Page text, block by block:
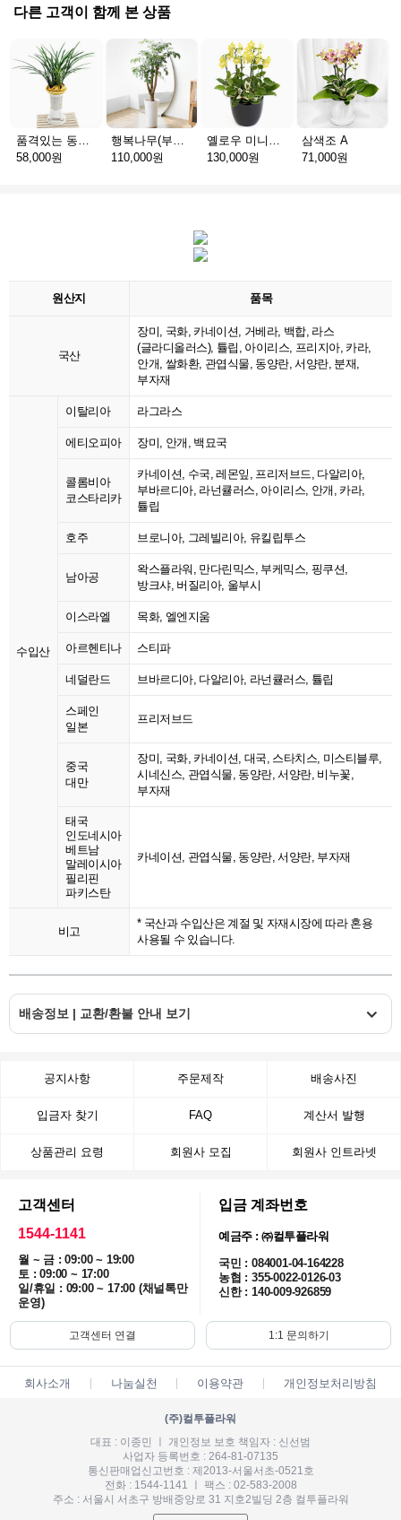
다른 고객이 함께 본 상품
품격있는 동양란 A
58,000원
행복나무(부귀수) D
110,000원
옐로우 미니호접 C
130,000원
삼색조 A
71,000원
원산지 품목
국산
장미, 국화, 카네이션, 거베라, 백합, 라스
(글라디올러스), 튤립, 아이리스, 프리지아, 카라,
안개, 쌀화환, 관엽식물, 동양란, 서양란, 분재,
부자재
수입산
이탈리아 라그라스
에티오피아 장미, 안개, 백묘국
콜롬비아
코스타리카
카네이션, 수국, 레몬잎, 프리저브드, 다알리아,
부바르디아, 라넌큘러스, 아이리스, 안개, 카라,
튤립
호주 브로니아, 그레빌리아, 유킬립투스
남아공
왁스플라워, 만다린믹스, 부케믹스, 핑쿠션,
방크샤, 버질리아, 울부시
이스라엘 목화, 엘엔지움
아르헨티나 스티파
네덜란드 브바르디아, 다알리아, 라넌큘러스, 튤립
스페인
일본
프리저브드
중국
대만
장미, 국화, 카네이션, 대국, 스타치스, 미스티블루,
시네신스, 관엽식물, 동양란, 서양란, 비누꽃,
부자재
태국
인도네시아
베트남
말레이시아
필리핀
파키스탄
카네이션, 관엽식물, 동양란, 서양란, 부자재
비고
* 국산과 수입산은 계절 및 자재시장에 따라 혼용
사용될 수 있습니다.
배송정보 | 교환/환불 안내 보기
공지사항 주문제작 배송사진
입금자 찾기 FAQ 계산서 발행
상품관리 요령 회원사 모집 회원사 인트라넷
고객센터
1544-1141
월 ~ 금 : 09:00 ~ 19:00
토 : 09:00 ~ 17:00
일/휴일 : 09:00 ~ 17:00 (채널톡만
운영)
입금 계좌번호
예금주 : ㈜컬투플라워
국민 : 084001-04-164228
농협 : 355-0022-0126-03
신한 : 140-009-926859
고객센터 연결 1:1 문의하기
회사소개 나눔실천 이용약관 개인정보처리방침
(주)컬투플라워
대표 : 이종민 ㅣ 개인정보 보호 책임자 : 신선범
사업자 등록번호 : 264-81-07135
통신판매업신고번호 : 제2013-서울서초-0521호
전화 : 1544-1141 ㅣ 팩스 : 02-583-2008
주소 : 서울시 서초구 방배중앙로 31 지호2빌딩 2층 컬투플라워